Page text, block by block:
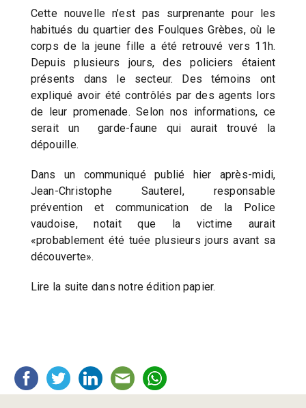
Cette nouvelle n’est pas surprenante pour les
habitués du quartier des Foulques Grèbes, où le
corps de la jeune fille a été retrouvé vers 11h.
Depuis plusieurs jours, des policiers étaient
présents dans le secteur. Des témoins ont
expliqué avoir été contrôlés par des agents lors
de leur promenade. Selon nos informations, ce
serait un garde-faune qui aurait trouvé la
dépouille.
Dans un communiqué publié hier après-midi,
Jean-Christophe Sauterel, responsable
prévention et communication de la Police
vaudoise, notait que la victime aurait
«probablement été tuée plusieurs jours avant sa
découverte».
Lire la suite dans notre édition papier.